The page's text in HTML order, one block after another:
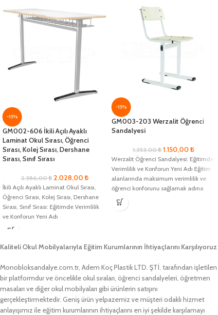
-15%
GM002-606 İkili Açılı Ayaklı
Laminat Okul Sırası, Öğrenci
Sırası, Kolej Sırası, Dershane
Sırası, Sınıf Sırası
2.386,00₺ 2.028,00 ₺
İkili Açılı Ayaklı Laminat Okul Sırası,
Öğrenci Sırası, Kolej Sırası, Dershane
Sırası, Sınıf Sırası: Eğitimde Verimlilik
ve Konforun Yeni Adı
-15%
GM003-203 Werzalit Öğrenci
Sandalyesi
1.353,00₺ 1.150,00 ₺
Werzalit Öğrenci Sandalyesi: Eğitimde
Verimlilik ve Konforun Yeni Adı Eğitim
alanlarında maksimum verimlilik ve
öğrenci konforunu sağlamak adına
geliştirilmiş olan
Kaliteli Okul Mobilyalarıyla Eğitim Kurumlarının İhtiyaçlarını Karşılıyoruz
Monobloksandalye.com.tr, Adem Koç Plastik LTD. ŞTİ. tarafından işletilen
bir platformdur ve öncelikle okul sıraları, öğrenci sandalyeleri, öğretmen
masaları ve diğer okul mobilyaları gibi ürünlerin satışını
gerçekleştirmektedir. Geniş ürün yelpazemiz ve müşteri odaklı hizmet
anlayışımız ile eğitim kurumlarının ihtiyaçlarını en iyi şekilde karşılamayı